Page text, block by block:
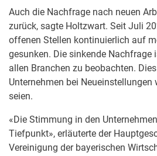
Auch die Nachfrage nach neuen
zurück, sagte Holtzwart. Seit Juli
offenen Stellen kontinuierlich auf
gesunken. Die sinkende
allen Branchen zu beobachten.
Unternehmen bei Neueinstellungen
seien.
«Die Stimmung in den
Tiefpunkt», erläuterte der
Vereinigung der bayerischen